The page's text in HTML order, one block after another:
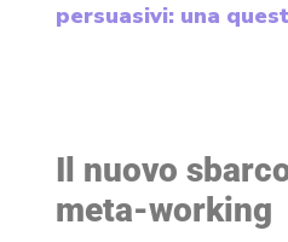
persuasivi: una
Il nuovo
meta-working